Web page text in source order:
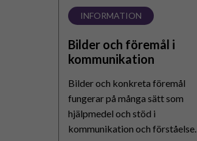
INFORMATION
Bilder och föremål i
kommunikation
Bilder och konkreta föremål
fungerar på många sätt som
hjälpmedel och stöd i
kommunikation och förståelse.